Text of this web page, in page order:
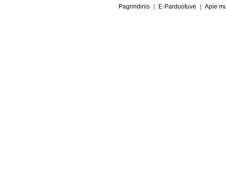
Pagrindinis E-Parduotuvė Apie